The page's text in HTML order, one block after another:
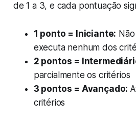
de 1 a 3, e cada pontuação
1 ponto = Iniciante:
executa nenhum dos
2 pontos =
parcialmente os critérios
3 pontos = Avançado:
critérios